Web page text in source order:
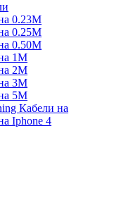
0.23М
0.25М
0.50М
1М
2М
3М
5М
Кабели на
Iphone 4